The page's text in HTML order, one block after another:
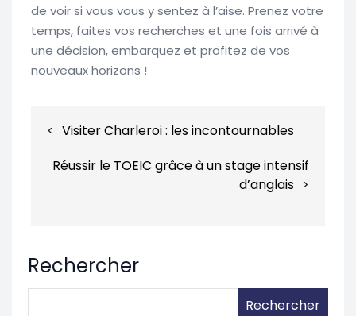
de voir si vous vous y sentez à l’aise. Prenez votre
temps, faites vos recherches et une fois arrivé à
une décision, embarquez et profitez de vos
nouveaux horizons !
Visiter Charleroi : les incontournables
Réussir le TOEIC grâce à un stage intensif
d’anglais
Rechercher
Rechercher